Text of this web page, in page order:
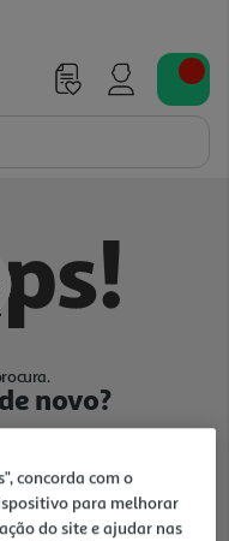
novo?
concorda com o
para melhorar
do site e ajudar nas